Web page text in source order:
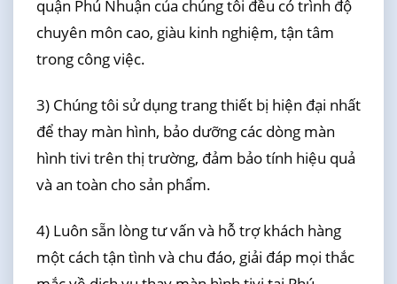
quận Phú Nhuận của chúng tôi đều có trình độ
chuyên môn cao, giàu kinh nghiệm, tận tâm
trong công việc.
3) Chúng tôi sử dụng trang thiết bị hiện đại nhất
để thay màn hình, bảo dưỡng các dòng màn
hình tivi trên thị trường, đảm bảo tính hiệu quả
và an toàn cho sản phẩm.
4) Luôn sẵn lòng tư vấn và hỗ trợ khách hàng
một cách tận tình và chu đáo, giải đáp mọi thắc